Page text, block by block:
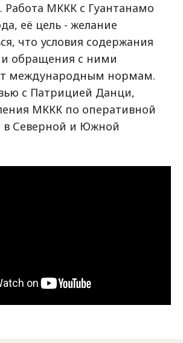
МККК с Гуантанамо
её цель - желание
что условия содержания
обращения с ними
международным нормам.
с Патрицией Данци,
МККК по оперативной
в Северной и Южной